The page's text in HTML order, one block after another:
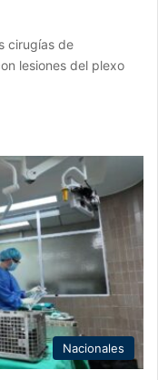
cirugías de
lesiones del plexo
Nacionales